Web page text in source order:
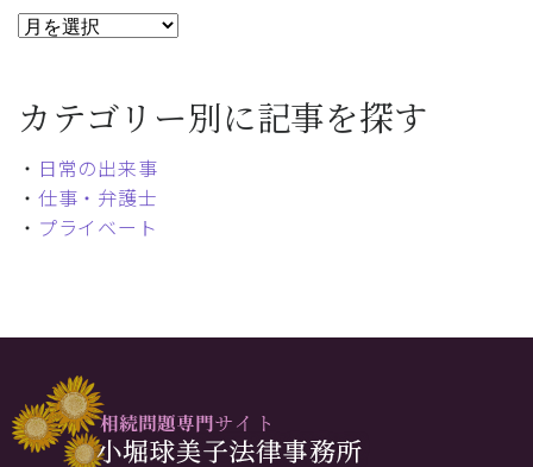
カテゴリー別に記事を探す
・ 日常の出来事
・ 仕事・弁護士
・ プライベート